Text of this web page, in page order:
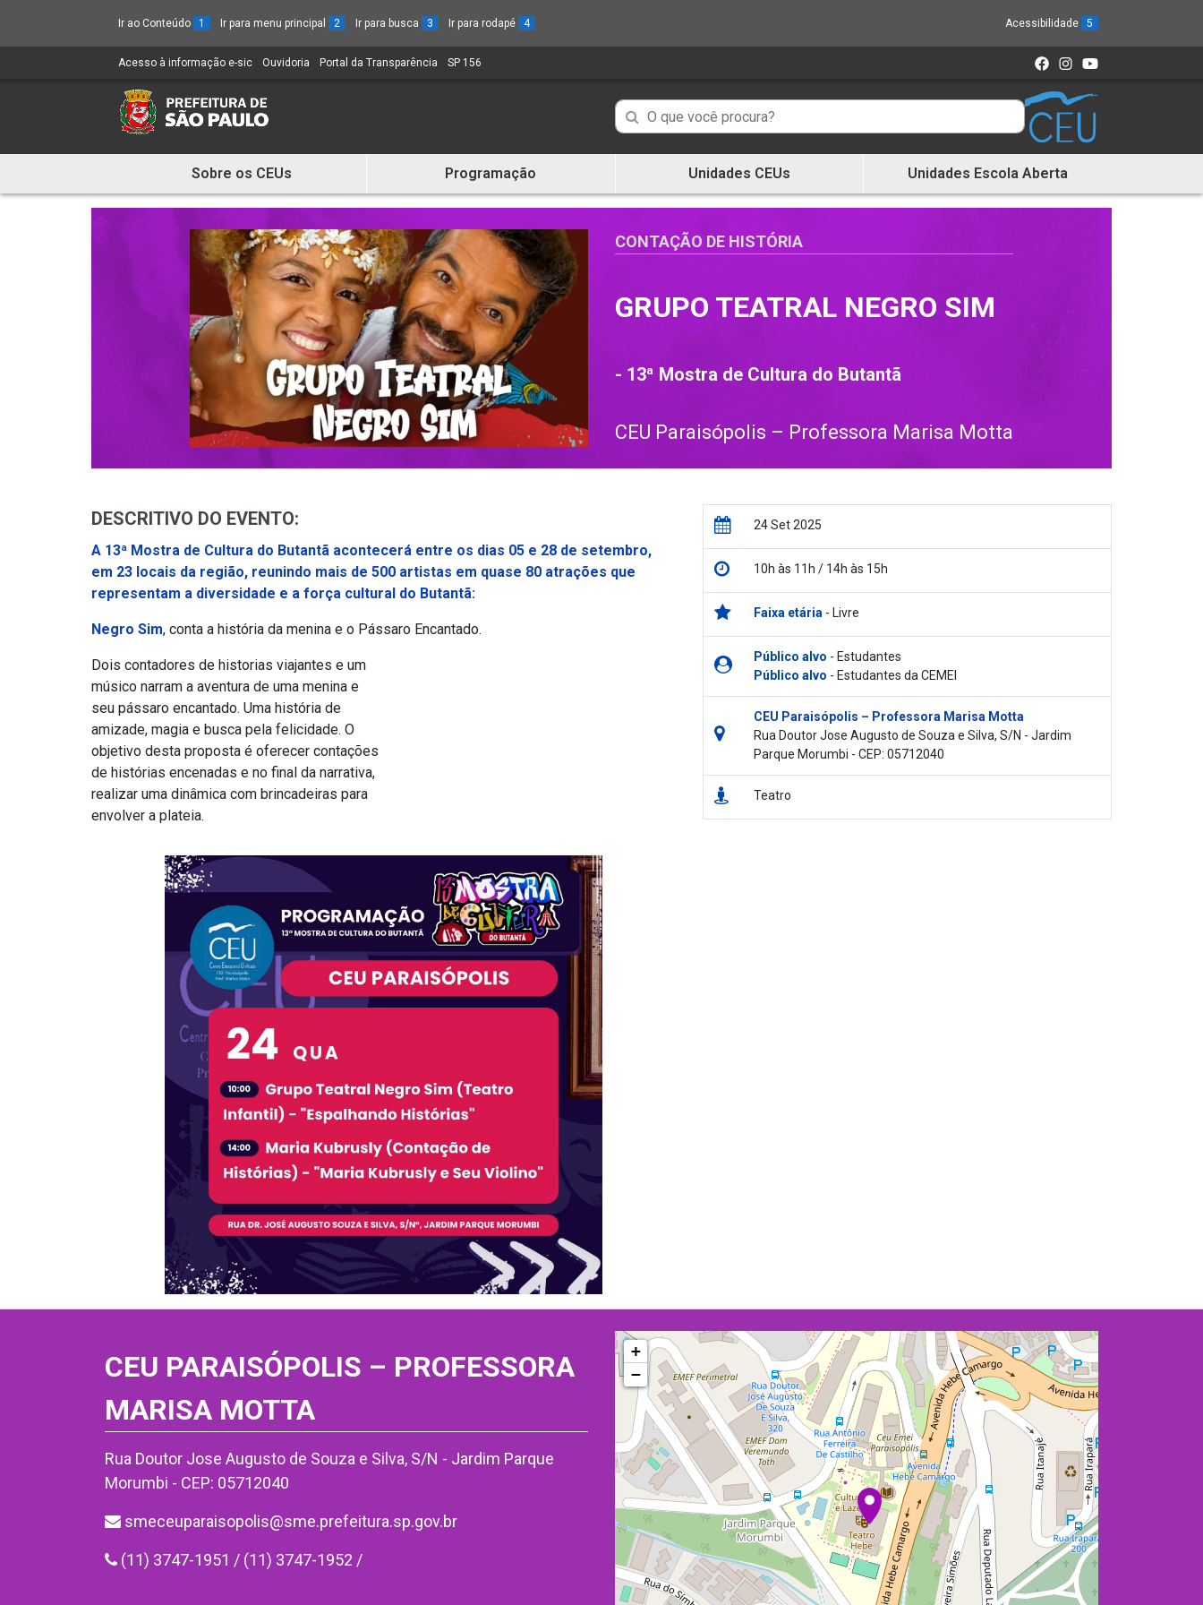
Ir ao Conteúdo 1 Ir para menu principal 2 Ir para busca 3 Ir para rodapé 4 Acessibilidade 5
Acesso à informação e-sic (Link
um
novo
Ouvidoria (Link
Portal da Transparência (Link
SP 156
Campo
de
de
informações
Campo
de
Busca
informações
e
Sobre os CEUs Programação Unidades CEUs Unidades Escola Aberta
CONTAÇÃO DE HISTÓRIA
GRUPO TEATRAL NEGRO SIM
- 13ª Mostra de Cultura do Butantã
CEU Paraisópolis – Professora Marisa Motta
DESCRITIVO DO EVENTO:
A 13ª Mostra de Cultura do Butantã acontecerá entre os dias 05 e 28 de setembro,
em 23 locais da região, reunindo mais de 500 artistas em quase 80 atrações que
representam a diversidade e a força cultural do Butantã:
Negro Sim, conta a história da menina e o Pássaro Encantado.
Dois contadores de historias viajantes e um
músico narram a aventura de uma menina e
seu pássaro encantado. Uma história de
amizade, magia e busca pela felicidade. O
objetivo desta proposta é oferecer contações
de histórias encenadas e no final da narrativa,
realizar uma dinâmica com brincadeiras para
envolver a plateia.
24 Set 2025
10h às 11h / 14h às 15h
Faixa etária- Livre
Público alvo - Estudantes
Público alvo - Estudantes da CEMEI
CEU Paraisópolis – Professora Marisa Motta
Rua Doutor Jose Augusto de Souza e Silva, S/N - Jardim
Parque Morumbi - CEP: 05712040
Teatro
CEU PARAISÓPOLIS – PROFESSORA
MARISA MOTTA
Rua Doutor Jose Augusto de Souza e Silva, S/N - Jardim Parque
Morumbi - CEP: 05712040
smeceuparaisopolis@sme.prefeitura.sp.gov.br
(11) 3747-1951 / (11) 3747-1952 /
+
−